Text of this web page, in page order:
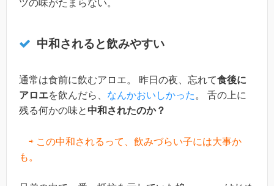
ツの味がたまらない。
中和されると飲みやすい
通常は食前に飲むアロエ。 昨日の夜、忘れて食後に
アロエを飲んだら、 なんかおいしかった 。 舌の上に
残る何かの味と 中和されたのか？
⇨ この中和されるって、飲みづらい子には大事か
も。